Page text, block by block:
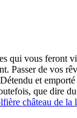
qui vous feront
Passer de vos
et
que dire
château de la